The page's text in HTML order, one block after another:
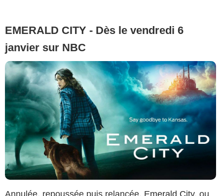
EMERALD CITY - Dès le vendredi 6
janvier sur NBC
Annulée, repoussée puis relancée, Emerald City, ou